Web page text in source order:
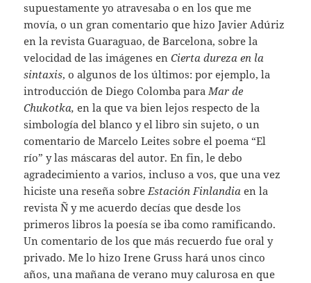
supuestamente yo atravesaba o en los que me
movía, o un gran comentario que hizo Javier Adúriz
en la revista Guaraguao, de Barcelona, sobre la
velocidad de las imágenes enCierta dureza en la
sintaxis, o algunos de los últimos: por ejemplo, la
introducción de Diego Colomba paraMar de
Chukotka,en la que va bien lejos respecto de la
simbología del blanco y el libro sin sujeto, o un
comentario de Marcelo Leites sobre el poema “El
río” y las máscaras del autor. En fin, le debo
agradecimiento a varios, incluso a vos, que una vez
hiciste una reseña sobreEstación Finlandia en la
revista Ñ y me acuerdo decías que desde los
primeros libros la poesía se iba como ramificando.
Un comentario de los que más recuerdo fue oral y
privado. Me lo hizo Irene Gruss hará unos cinco
años, una mañana de verano muy calurosa en que